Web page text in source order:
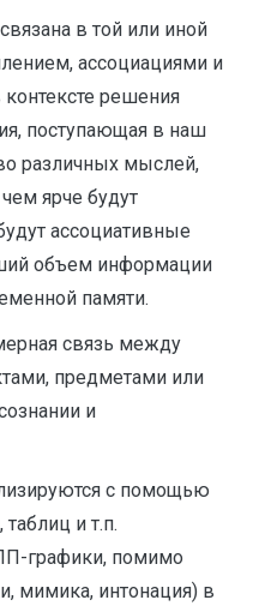
в той или иной
ассоциациями и
решения
поступающая в наш
различных мыслей,
ярче будут
ассоциативные
объем информации
памяти.
связь между
предметами или
и
с помощью
и т.п.
графики, помимо
мимика, интонация) в